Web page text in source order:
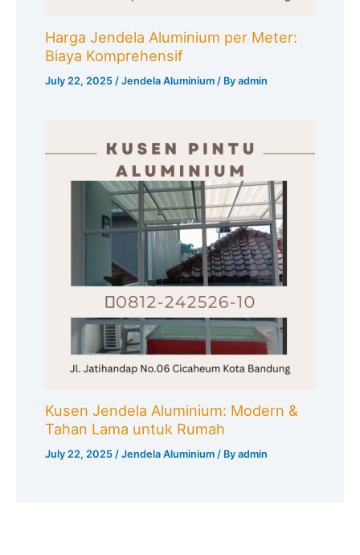
Harga Jendela Aluminium per Meter:
Biaya Komprehensif
July 22, 2025 /Jendela Aluminium / Byadmin
Kusen Jendela Aluminium: Modern &
Tahan Lama untuk Rumah
July 22, 2025 /Jendela Aluminium / Byadmin